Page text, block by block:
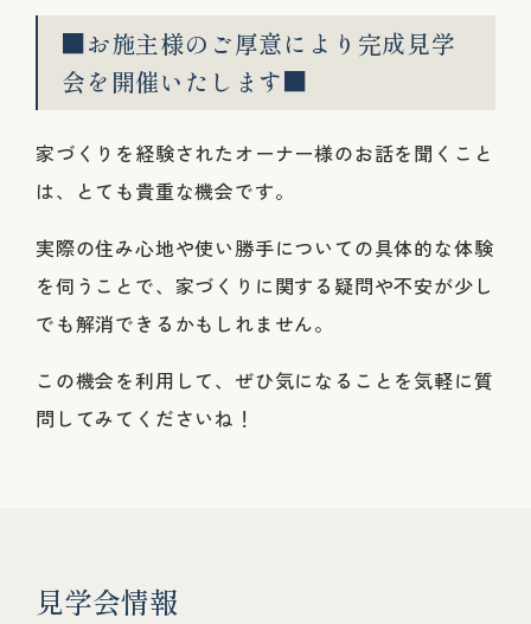
■お施主様のご厚意により完成見学
会を開催いたします■
家づくりを経験されたオーナー様のお話を聞くこと
は、とても貴重な機会です。
実際の住み心地や使い勝手についての具体的な体験
を伺うことで、家づくりに関する疑問や不安が少し
でも解消できるかもしれません。
この機会を利用して、ぜひ気になることを気軽に質
問してみてくださいね！
見学会情報